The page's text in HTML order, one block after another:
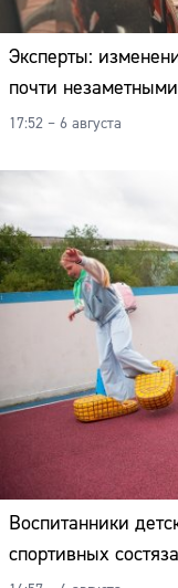
Эксперты:
почти
17:52 – 6 августа
Воспитанники
спортивных